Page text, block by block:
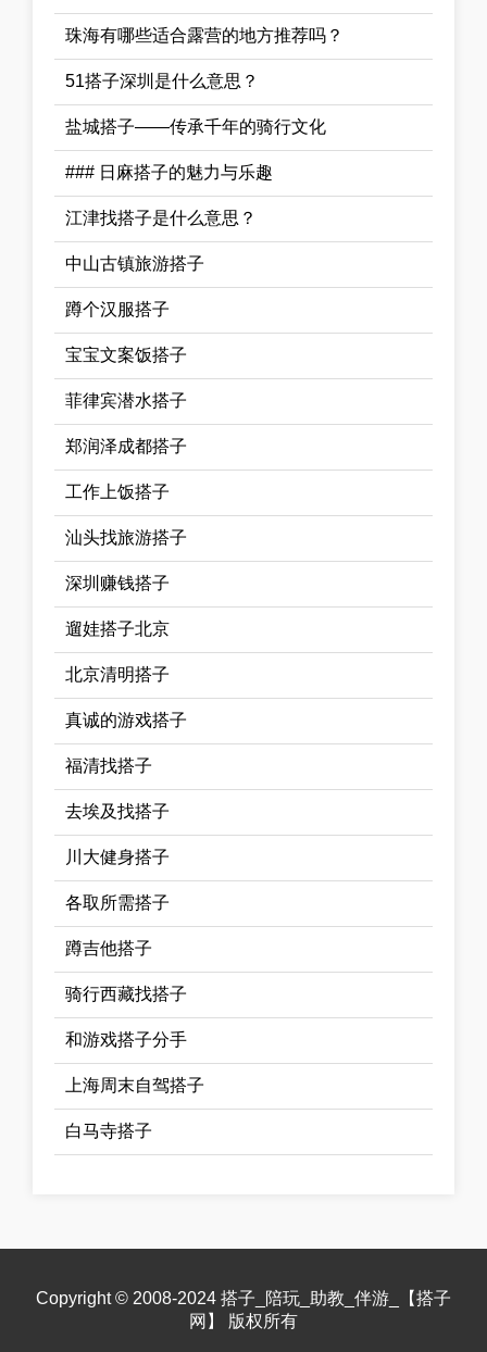
珠海有哪些适合露营的地方推荐吗？
51搭子深圳是什么意思？
盐城搭子——传承千年的骑行文化
### 日麻搭子的魅力与乐趣
江津找搭子是什么意思？
中山古镇旅游搭子
蹲个汉服搭子
宝宝文案饭搭子
菲律宾潜水搭子
郑润泽成都搭子
工作上饭搭子
汕头找旅游搭子
深圳赚钱搭子
遛娃搭子北京
北京清明搭子
真诚的游戏搭子
福清找搭子
去埃及找搭子
川大健身搭子
各取所需搭子
蹲吉他搭子
骑行西藏找搭子
和游戏搭子分手
上海周末自驾搭子
白马寺搭子
Copyright © 2008-2024 搭子_陪玩_助教_伴游_【搭子
网】 版权所有